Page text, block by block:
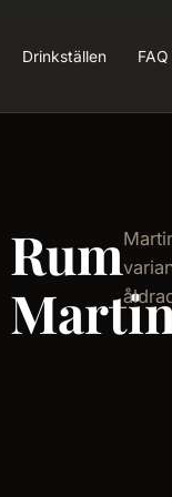
Drinkställen FAQ
Rum